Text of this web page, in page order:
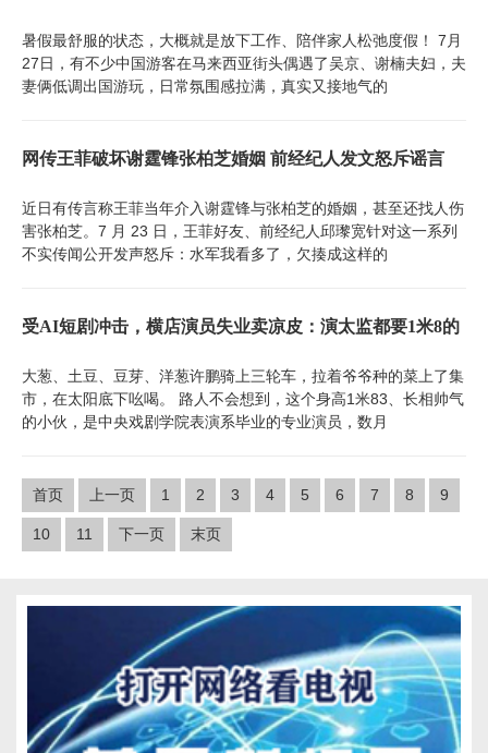
暑假最舒服的状态，大概就是放下工作、陪伴家人松弛度假！ 7月
27日，有不少中国游客在马来西亚街头偶遇了吴京、谢楠夫妇，夫
妻俩低调出国游玩，日常氛围感拉满，真实又接地气的
网传王菲破坏谢霆锋张柏芝婚姻 前经纪人发文怒斥谣言
近日有传言称王菲当年介入谢霆锋与张柏芝的婚姻，甚至还找人伤
害张柏芝。7 月 23 日，王菲好友、前经纪人邱瓈宽针对这一系列
不实传闻公开发声怒斥：水军我看多了，欠揍成这样的
受AI短剧冲击，横店演员失业卖凉皮：演太监都要1米8的
大葱、土豆、豆芽、洋葱许鹏骑上三轮车，拉着爷爷种的菜上了集
市，在太阳底下吆喝。 路人不会想到，这个身高1米83、长相帅气
的小伙，是中央戏剧学院表演系毕业的专业演员，数月
首页 上一页 1 2 3 4 5 6 7 8 9
10 11 下一页 末页